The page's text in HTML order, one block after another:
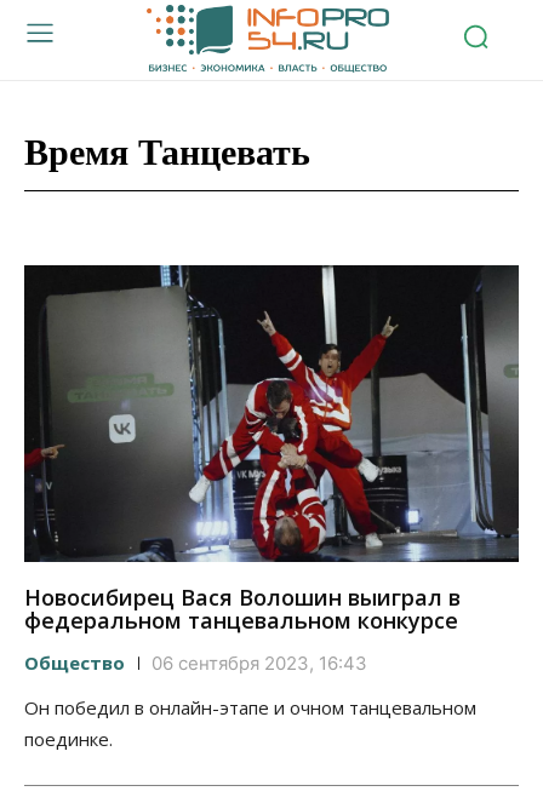
Время Танцевать
Новосибирец Вася Волошин выиграл в
федеральном танцевальном конкурсе
Общество 06 сентября 2023, 16:43
Он победил в онлайн-этапе и очном танцевальном
поединке.